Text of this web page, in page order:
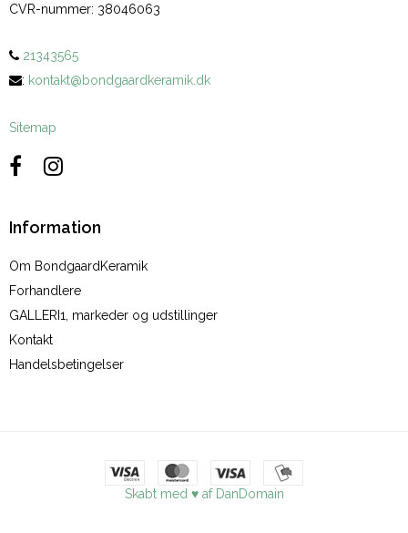
CVR-nummer: 38046063
21343565
: kontakt@bondgaardkeramik.dk
Sitemap
Information
Om BondgaardKeramik
Forhandlere
GALLERI1, markeder og udstillinger
Kontakt
Handelsbetingelser
Skabt med ♥ af DanDomain